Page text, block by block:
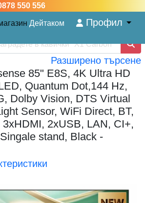
550 556
Дейтаком Профил
Разширено търсене
85" E8S, 4K Ultra HD
Quantum Dot,144 Hz,
Dolby Vision, DTS Virtual
Sensor, WiFi Direct, BT,
2xUSB, LAN, CI+,
stand, Black -